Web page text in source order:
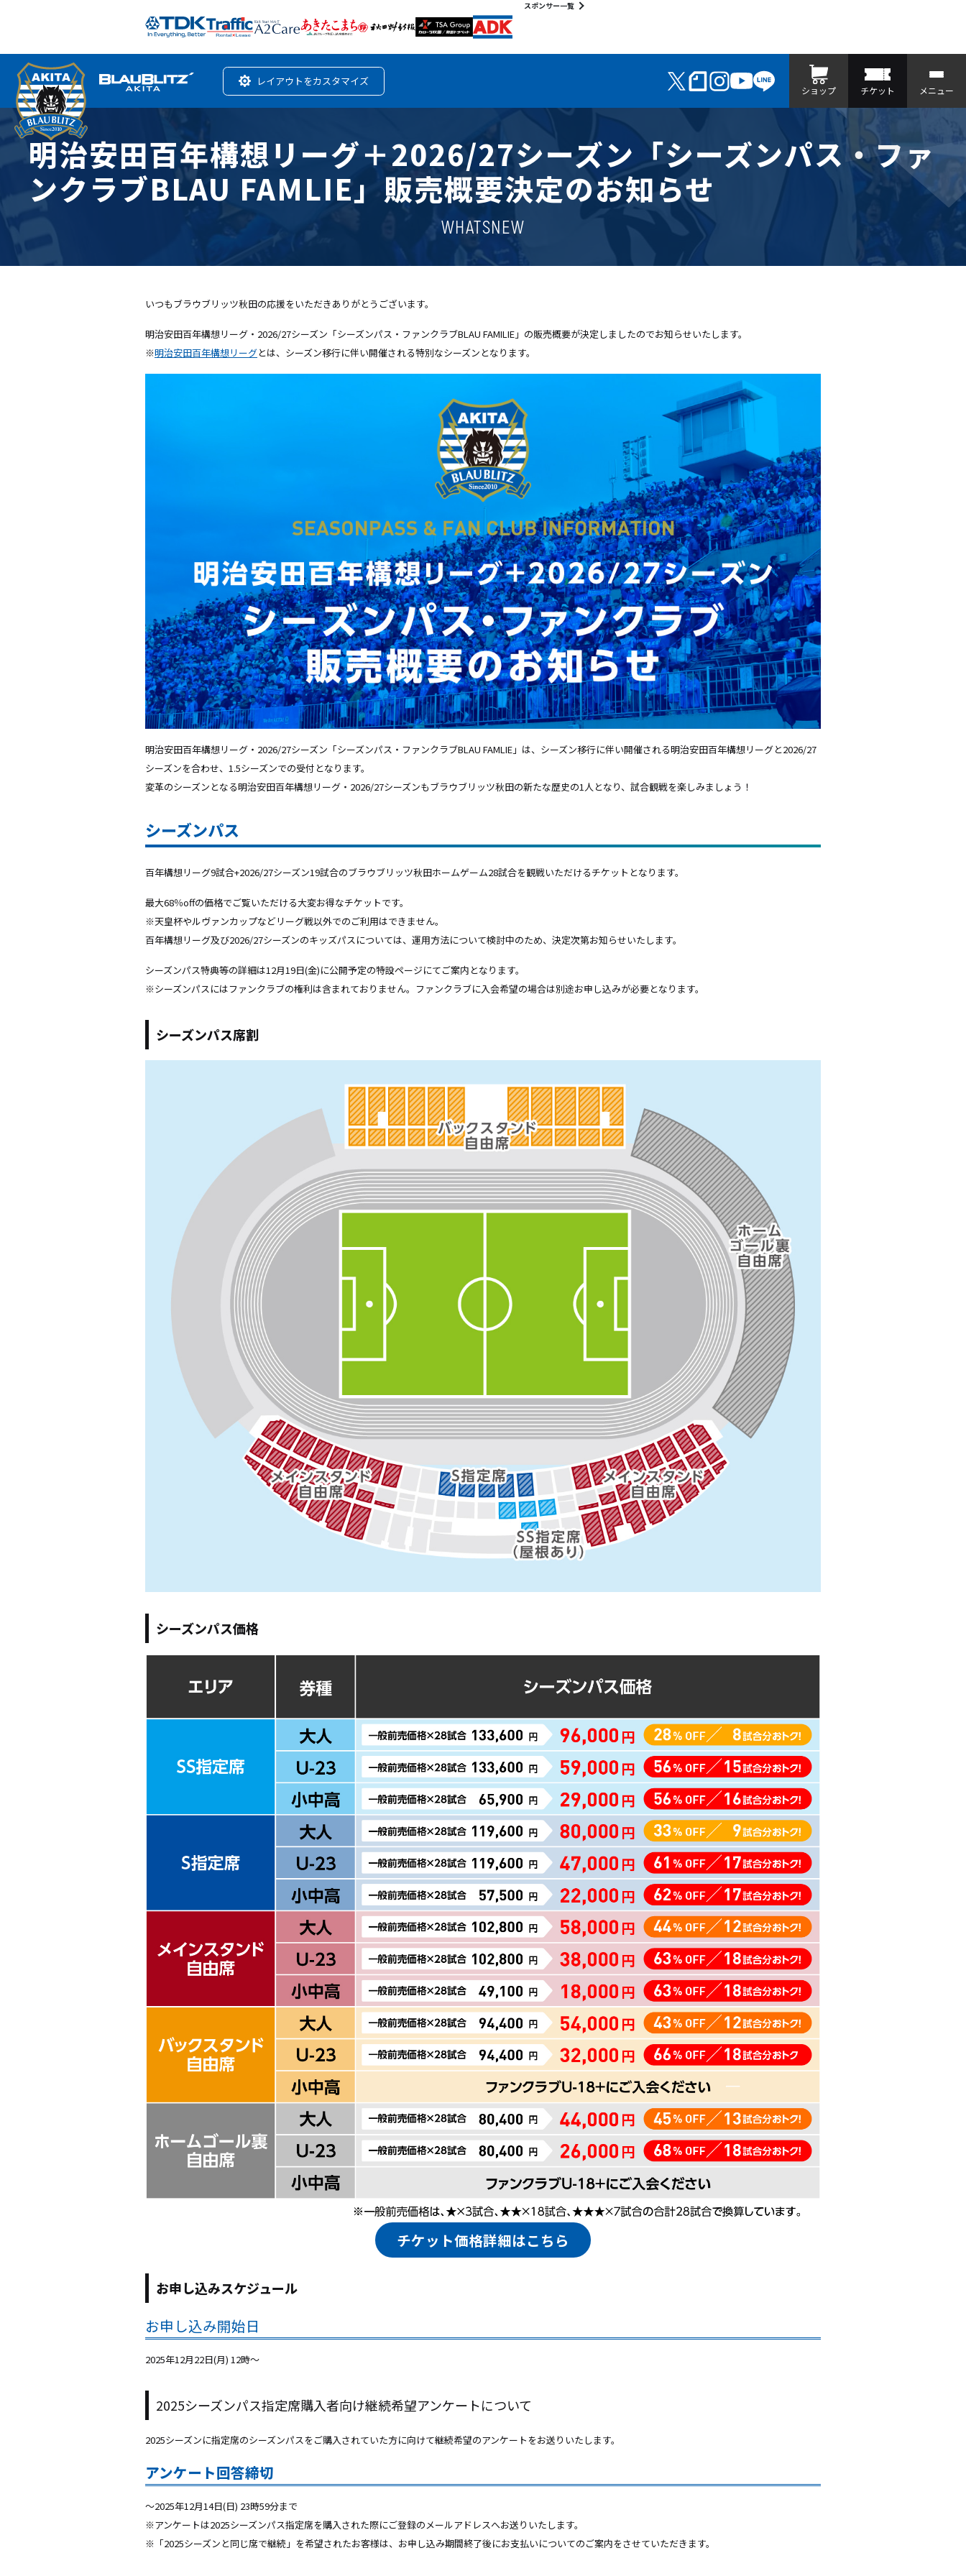
スポンサー一覧
レイアウトをカスタマイズ
ショップ チケット メニュー
明治安田百年構想リーグ＋2026/27シーズン「シーズンパス・ファ
ンクラブBLAU FAMLIE」販売概要決定のお知らせ
WHATSNEW
いつもブラウブリッツ秋田の応援をいただきありがとうございます。
明治安田百年構想リーグ・2026/27シーズン「シーズンパス・ファンクラブBLAU FAMILIE」の販売概要が決定しましたのでお知らせいたします。
※明治安田百年構想リーグとは、シーズン移行に伴い開催される特別なシーズンとなります。
明治安田百年構想リーグ・2026/27シーズン「シーズンパス・ファンクラブBLAU FAMLIE」は、 シーズン移行に伴い開催される明治安田百年構想リーグと2026/27
シーズンを合わせ、1.5シーズンでの受付となります。
変革のシーズンとなる明治安田百年構想リーグ・2026/27シーズンもブラウブリッツ秋田の新たな歴史の1人となり、試合観戦を楽しみましょう！
シーズンパス
百年構想リーグ9試合+2026/27シーズン19試合のブラウブリッツ秋田ホームゲーム28試合を観戦いただけるチケットとなります。
最大68％offの価格でご覧いただける大変お得なチケットです。
※天皇杯やルヴァンカップなどリーグ戦以外でのご利用はできません。
百年構想リーグ及び2026/27シーズンのキッズパスについては、運用方法について検討中のため、決定次第お知らせいたします。
シーズンパス特典等の詳細は12月19日(金)に公開予定の特設ページにてご案内となります。
※シーズンパスにはファンクラブの権利は含まれておりません。ファンクラブに入会希望の場合は別途お申し込みが必要となります。
シーズンパス席割
シーズンパス価格
チケット価格詳細はこちら
お申し込みスケジュール
お申し込み開始日
2025年12月22日(月) 12時～
2025シーズンパス指定席購入者向け継続希望アンケートについて
2025シーズンに指定席のシーズンパスをご購入されていた方に向けて継続希望のアンケートをお送りいたします。
アンケート回答締切
～2025年12月14日(日) 23時59分まで
※アンケートは2025シーズンパス指定席を購入された際にご登録のメールアドレスへお送りいたします。
※「2025シーズンと同じ席で継続」を希望されたお客様は、お申し込み期間終了後にお支払いについてのご案内をさせていただきます。